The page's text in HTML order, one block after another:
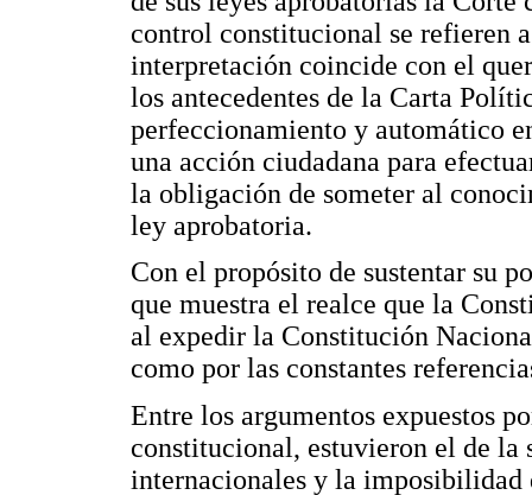
control constitucional se refieren
interpretación coincide con el
los antecedentes de la Carta
perfeccionamiento y automático
una acción ciudadana para
la obligación de someter al
ley aprobatoria.
Con el propósito de sustentar su
que muestra el realce que la
al expedir la Constitución
como por las constantes
Entre los argumentos expuestos
constitucional, estuvieron el de
internacionales y la imposibilidad